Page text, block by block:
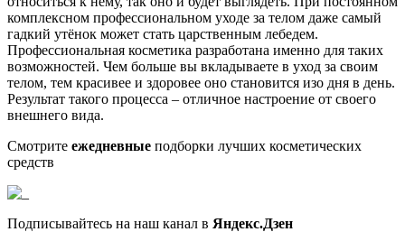
комплексном профессиональном уходе за телом даже самый
гадкий утёнок может стать царственным лебедем.
Профессиональная косметика разработана именно для таких
возможностей. Чем больше вы вкладываете в уход за своим
телом, тем красивее и здоровее оно становится изо дня в день.
Результат такого процесса – отличное настроение от своего
внешнего вида.
Смотрите ежедневные подборки лучших косметических
средств
Подписывайтесь на наш канал в Яндекс.Дзен